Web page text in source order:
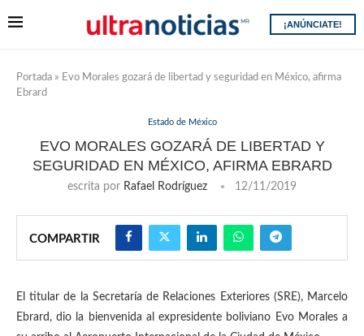
¡ANÚNCIATE!
Portada » Evo Morales gozará de libertad y seguridad en México, afirma
Ebrard
Estado de México
EVO MORALES GOZARÁ DE LIBERTAD Y
SEGURIDAD EN MÉXICO, AFIRMA EBRARD
escrita por Rafael Rodríguez 12/11/2019
COMPARTIR
El titular de la Secretaría de Relaciones Exteriores (SRE), Marcelo
Ebrard, dio la bienvenida al expresidente boliviano Evo Morales a